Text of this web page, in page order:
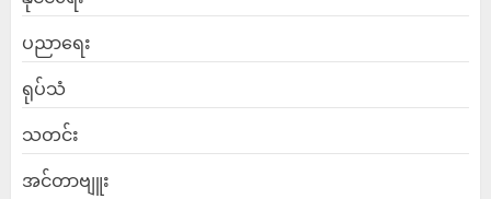
ပညာရေး
ရုပ်သံ
သတင်း
အင်တာဗျူး